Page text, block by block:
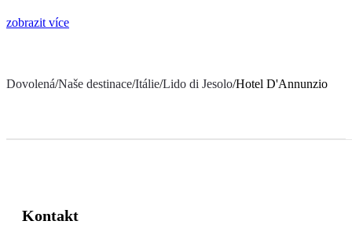
zobrazit více
Dovolená/Naše destinace/Itálie/Lido di Jesolo/Hotel D'Annunzio
Kontakt